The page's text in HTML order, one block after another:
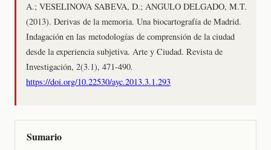
A.; VESELINOVA SABEVA, D.; ANGULO DELGADO, M.T.
(2013). Derivas de la memoria. Una biocartografía de Madrid.
Indagación en las metodologías de comprensión de la ciudad
desde la experiencia subjetiva. Arte y Ciudad. Revista de
Investigación, 2(3.1), 471-490.
https://doi.org/10.22530/ayc.2013.3.1.293
Sumario